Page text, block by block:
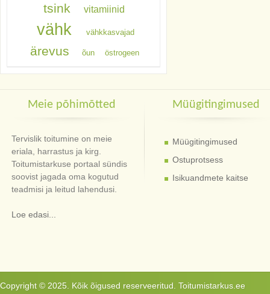
tsink vitamiinid
vähk vähkkasvajad
ärevus õun östrogeen
Meie põhimõtted
Tervislik toitumine on meie
eriala, harrastus ja kirg.
Toitumistarkuse portaal sündis
soovist jagada oma kogutud
teadmisi ja leitud lahendusi.
Loe edasi...
Müügitingimused
Müügitingimused
Ostuprotsess
Isikuandmete kaitse
Copyright © 2025. Kõik õigused reserveeritud. Toitumistarkus.ee